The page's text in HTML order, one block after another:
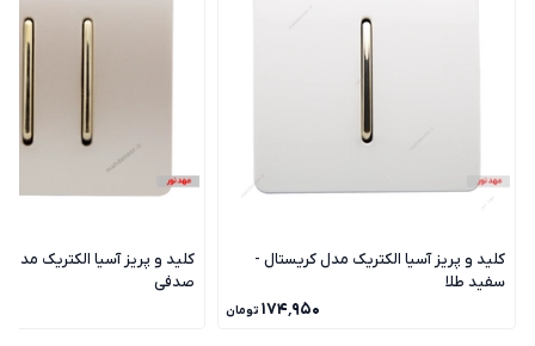
کلید و پریز آسیا الکتریک مدل کریستال -
سفید طلا
۱۷۴٬۹۵۰ تومان
کلید و پریز آسیا الکتریک مدل
صدفی